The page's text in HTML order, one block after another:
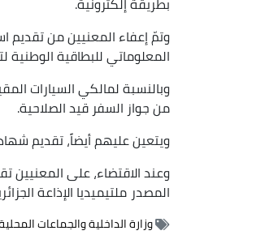
وتمّ إعفاء المعنيين من تقديم
المعلوماتي للبطاقية الوطنية
وبالنسبة لمالكي السيارات
من جواز السفر قيد الصلاحية.
ويتعين عليهم أيضاً، تقديم
وعند الاقتضاء، على المعنيين
المصدر ملتيميديا الإذاعة
وزارة الداخلية والجماعات